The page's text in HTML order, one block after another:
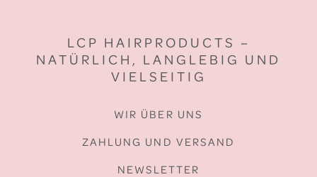
LCP HAIRPRODUCTS –
NATÜRLICH, LANGLEBIG UND
VIELSEITIG
WIR ÜBER UNS
ZAHLUNG UND VERSAND
NEWSLETTER